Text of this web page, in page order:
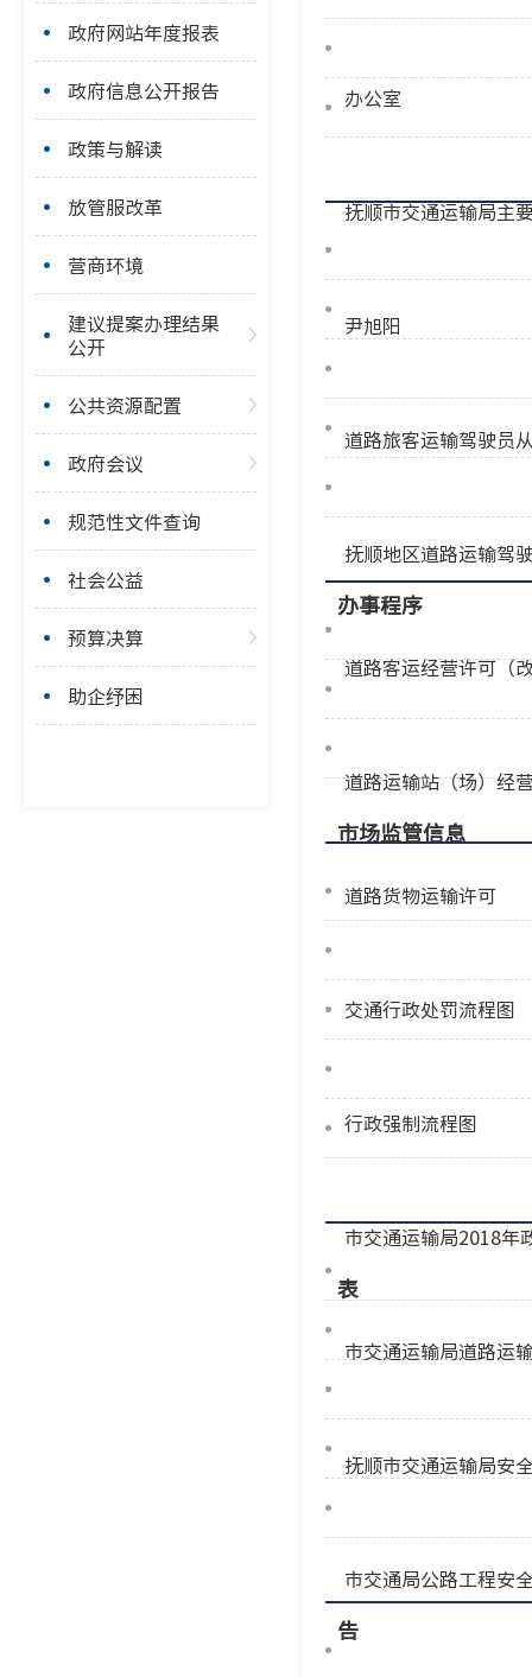
政府网站年度报表
政府信息公开报告
政策与解读
放管服改革
营商环境
建议提案办理结果
公开
公共资源配置
政府会议
规范性文件查询
社会公益
预算决算
助企纾困
办公室
抚顺市交通运输局主
尹旭阳
道路旅客运输驾驶员
抚顺地区道路运输驾
道路客运经营许可（
道路运输站（场）经
道路货物运输许可
办事程序
交通行政处罚流程图
行政强制流程图
市交通运输局2018年
市场监管信息
市交通运输局道路运
抚顺市交通运输局安
市交通局公路工程安
表
告